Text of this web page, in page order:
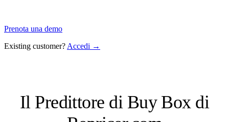
Prenota una demo
Existing customer? Accedi →
Il Predittore di Buy Box di